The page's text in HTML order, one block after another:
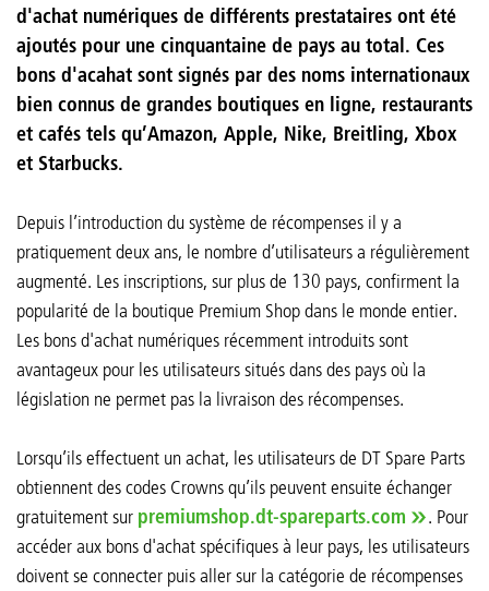
d'achat numériques de différents prestataires ont été
ajoutés pour une cinquantaine de pays au total. Ces
bons d'acahat sont signés par des noms internationaux
bien connus de grandes boutiques en ligne, restaurants
et cafés tels qu’Amazon, Apple, Nike, Breitling, Xbox
et Starbucks.
Depuis l’introduction du système de récompenses il y a
pratiquement deux ans, le nombre d’utilisateurs a régulièrement
augmenté. Les inscriptions, sur plus de 130 pays, confirment la
popularité de la boutique Premium Shop dans le monde entier.
Les bons d'achat numériques récemment introduits sont
avantageux pour les utilisateurs situés dans des pays où la
législation ne permet pas la livraison des récompenses.
Lorsqu’ils effectuent un achat, les utilisateurs de DT Spare Parts
obtiennent des codes Crowns qu’ils peuvent ensuite échanger
gratuitement sur premiumshop.dt-spareparts.com
. Pour
accéder aux bons d'achat spécifiques à leur pays, les utilisateurs
doivent se connecter puis aller sur la catégorie de récompenses